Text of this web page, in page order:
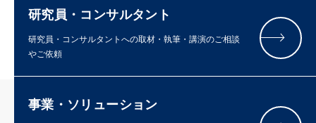
研究員・コンサルタント
研究員・コンサルタントへの取材・執筆・講演のご相談
やご依頼
事業・ソリューション